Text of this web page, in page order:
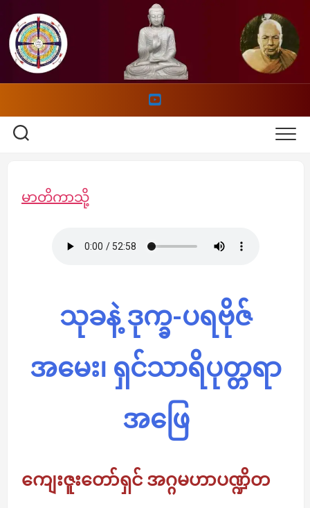
content
မာတိကာသို့
သုခနဲ့ ဒုက္ခ-ပရဗိုဇ်
အမေး၊ ရှင်သာရိပုတ္တရာ
အဖြေ
ကျေးဇူးတော်ရှင် အဂ္ဂမဟာပဏ္ဍိတ